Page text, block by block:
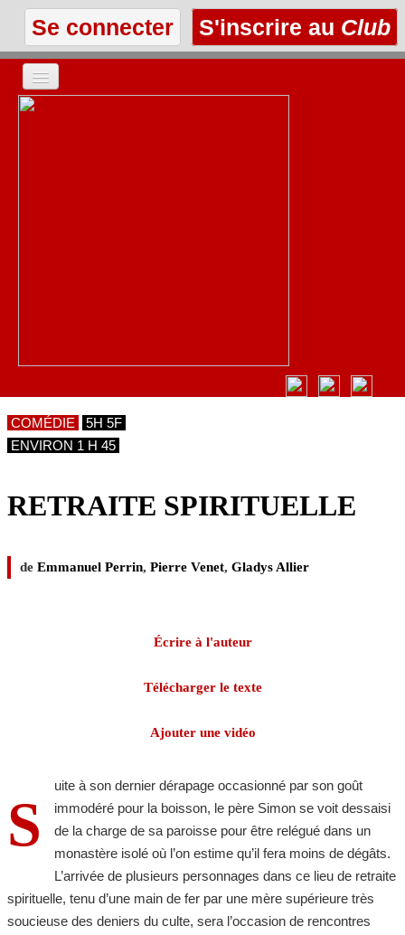
Se connecter S'inscrire au Club
COMÉDIE
5H 5F
ENVIRON 1 H 45
RETRAITE SPIRITUELLE
de Emmanuel Perrin, Pierre Venet, Gladys Allier
Écrire à l'auteur
Télécharger le texte
Ajouter une vidéo
S
uite à son dernier dérapage occasionné par son goût
immodéré pour la boisson, le père Simon se voit dessaisi
de la charge de sa paroisse pour être relégué dans un
monastère isolé où l’on estime qu’il fera moins de dégâts.
L’arrivée de plusieurs personnages dans ce lieu de retraite
spirituelle, tenu d’une main de fer par une mère supérieure très
soucieuse des deniers du culte, sera l’occasion de rencontres